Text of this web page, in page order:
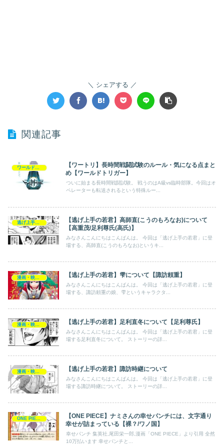
シェアする
関連記事
ワールドトリガー
【ワートリ】長時間戦闘試験のルール・気になる点まと
め【ワールドトリガー】
ついに始まる長時間戦闘試験。 戦うのはA級vs臨時部隊。今回はオ
ペレーターも転送されるという特殊ルー...
逃げ上手の若君
【逃げ上手の若君】高師直(こうのもろなお)について
【高重茂/足利尊氏(高氏)】
みなさんこんにちはこんばんは。 今回は「逃げ上手の若君」に登
場する、高師直(こうのもろなお)というキ...
漫画・映画・ゲーム 【逃げ上手の若君】雫について【諏訪頼重】
みなさんこんにちはこんばんは。 今回は「逃げ上手の若君」に登
場する、諏訪頼重の娘、雫というキャラクタ...
漫画・映画・ゲーム 【逃げ上手の若君】足利直冬について【足利尊氏】
みなさんこんにちはこんばんは。 今回は「逃げ上手の若君」に登
場する足利直冬について。 ストーリーの詳...
漫画・映画・ゲーム 【逃げ上手の若君】諏訪時継について
みなさんこんにちはこんばんは。 今回は「逃げ上手の若君」に登
場する諏訪時継について。 ストーリーの詳...
【ONE PIECE】ナミさんの幸せパンチには、文字通り
幸せが詰まっている【裸？/ワノ国】
幸せパンチ 集英社,尾田栄一郎,漫画「ONE PIECE」より引用 全然
10万払います 幸せパンチと...